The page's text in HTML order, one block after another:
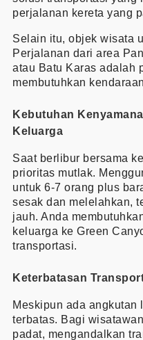
perjalanan kereta yang
Selain itu, objek wisata
Perjalanan dari area
atau Batu Karas adalah
membutuhkan
Kebutuhan
Keluarga
Saat berlibur bersama
prioritas mutlak.
untuk 6-7 orang plus
sesak dan melelahkan,
jauh. Anda
keluarga ke Green
transportasi.
Keterbatasan
Meskipun ada angkutan
terbatas. Bagi
padat, mengandalkan